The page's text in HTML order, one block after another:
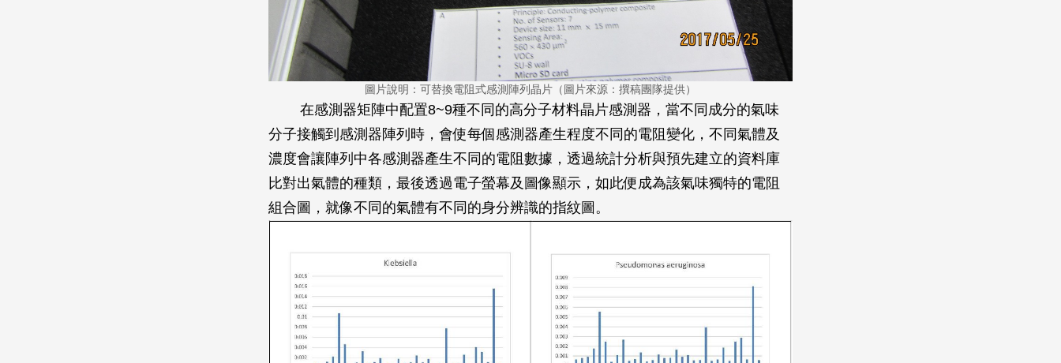
圖片說明：可替換電阻式感測陣列晶片（圖片來源：撰稿團隊提供）
在感測器矩陣中配置8~9種不同的高分子材料晶片感測器，當不同成分的氣味
分子接觸到感測器陣列時，會使每個感測器產生程度不同的電阻變化，不同氣體及
濃度會讓陣列中各感測器產生不同的電阻數據，透過統計分析與預先建立的資料庫
比對出氣體的種類，最後透過電子螢幕及圖像顯示，如此便成為該氣味獨特的電阻
組合圖，就像不同的氣體有不同的身分辨識的指紋圖。